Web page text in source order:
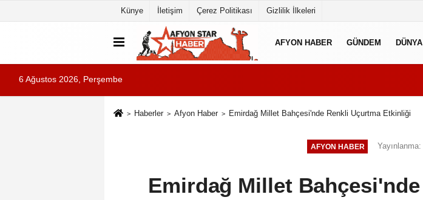
Künye İletişim Çerez Politikası Gizlilik İlkeleri
AFYON HABER GÜNDEM DÜNYA
6 Ağustos 2026, Perşembe
Haberler Afyon Haber Emirdağ Millet Bahçesi'nde Renkli Uçurtma Etkinliği
AFYON HABER
Emirdağ Millet